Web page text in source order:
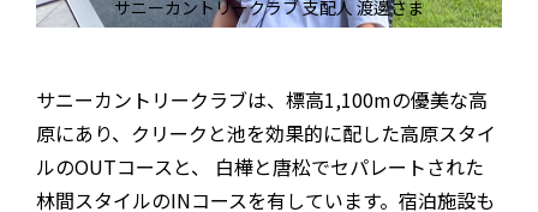
サニーカントリークラブ 支配人 渡邊さま
サニーカントリークラブは、標⾼1,100mの優美な⾼
原にあり、クリークと池を効果的に配した⾼原スタイ
ルのOUTコースと、 ⽩樺と唐松でセパレートされた
林間スタイルのINコースを有しています。宿泊施設も